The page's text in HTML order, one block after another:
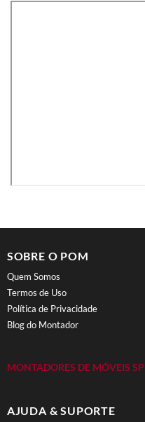
SOBRE O POM
Quem Somos
Termos de Uso
Política de Privacidade
Blog do Montador
MONTADORES DE MÓVEIS SP
AJUDA & SUPORTE